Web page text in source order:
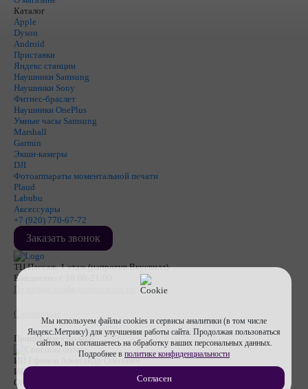
Каталог
Apple
Dyson
Android
Приставки
Яндекс станции
Наушники Samsung
Наушники Sony
Фитнес-браслет
Наушники OnePlus
Умные часы Samsung
Marshall
Garmin
Экшн-камеры
DJI
Фотоаппараты моментальной печати
Plaud
Labubu
Аксессуары
+7 (920) 770-67-72
Заказать звонок
ТЦ Пассаж, 1 этаж (напротив Вкусвилл)
Ежедневно с 10:00-21:00
Политика конфиденциальности
Соглашение
Принимаем к оплате
ИП Ефимов Александр Олегович
ИНН
ОГРНИП
Мы используем файлы cookies и сервисы аналитики (в том числе
Яндекс.Метрику) для улучшения работы сайта. Продолжая пользоваться
сайтом, вы соглашаетесь на обработку ваших персональных данных.
Подробнее в политике конфиденциальности
Согласен